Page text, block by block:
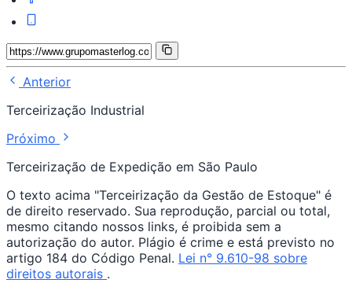
Anterior
Terceirização Industrial
Próximo
Terceirização de Expedição em São Paulo
O texto acima "Terceirização da Gestão de Estoque" é
de direito reservado. Sua reprodução, parcial ou total,
mesmo citando nossos links, é proibida sem a
autorização do autor. Plágio é crime e está previsto no
artigo 184 do Código Penal. Lei n° 9.610-98 sobre
direitos autorais .